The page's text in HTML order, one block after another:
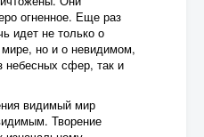
огненное. Еще раз
идет не только о
но и о невидимом,
небесных сфер, так и
видимый мир
Творение